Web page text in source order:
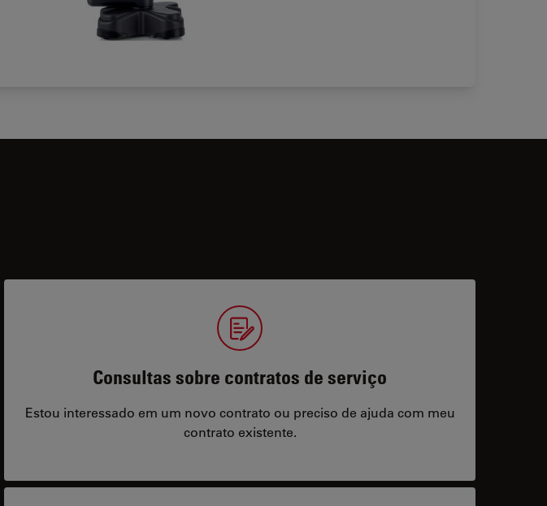
Consultas sobre contratos de serviço
Estou interessado em um novo contrato ou preciso de ajuda com meu
contrato existente.